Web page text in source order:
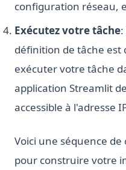
configuration réseau,
Exécutez votre tâche
définition de tâche est
exécuter votre tâche
application Streamlit
accessible à l'adresse
Voici une séquence
pour construire votre